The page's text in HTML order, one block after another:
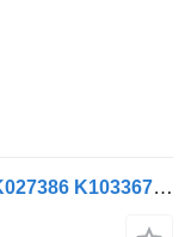
Valve de commande de frein Volvo K027386 K103367 pour camion Volvo FH, FM, FMX-4 series (2013-)